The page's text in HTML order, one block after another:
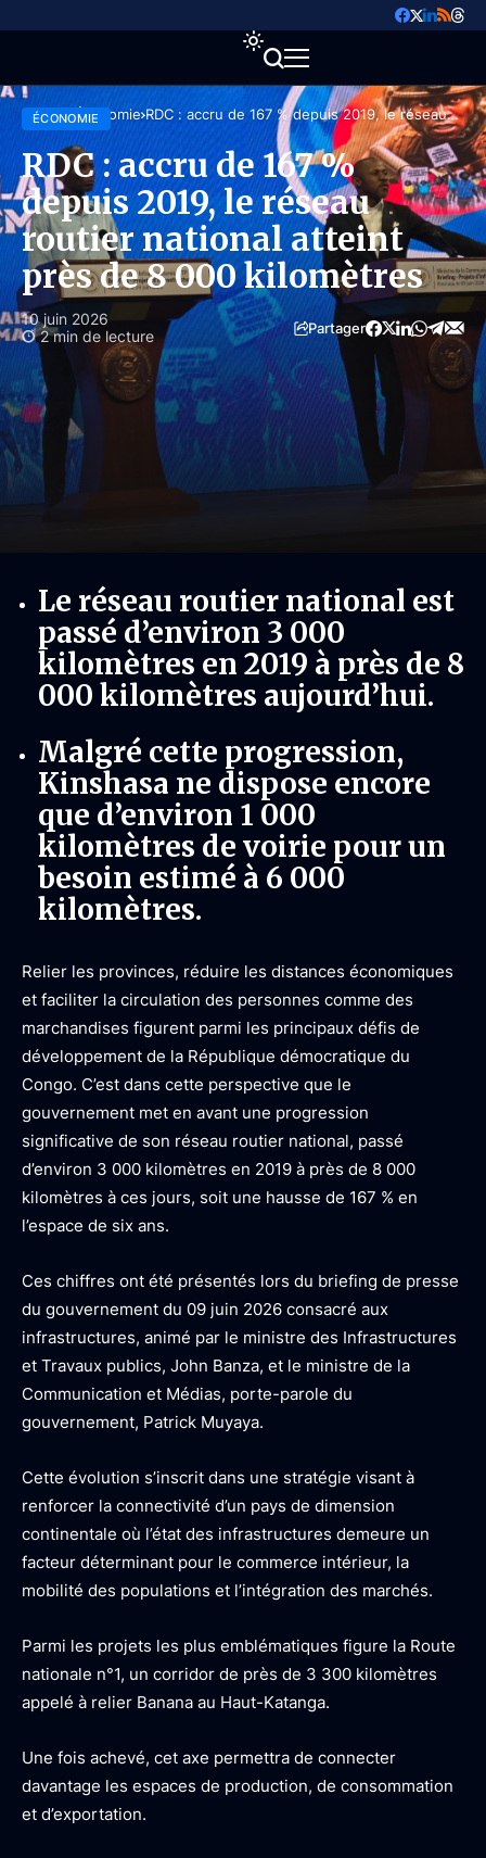
Accueil Économie RDC : accru de 167 % depuis 2019, le réseau
routier national atteint près de 8 000 kilomètres
ÉCONOMIE
RDC : accru de 167 %
depuis 2019, le réseau
routier national atteint
près de 8 000 kilomètres
10 juin 2026
2 min de lecture
Partager
Le réseau routier national est
passé d’environ 3 000
kilomètres en 2019 à près de 8
000 kilomètres aujourd’hui.
Malgré cette progression,
Kinshasa ne dispose encore
que d’environ 1 000
kilomètres de voirie pour un
besoin estimé à 6 000
kilomètres.
Relier les provinces, réduire les distances économiques
et faciliter la circulation des personnes comme des
marchandises figurent parmi les principaux défis de
développement de la République démocratique du
Congo. C’est dans cette perspective que le
gouvernement met en avant une progression
significative de son réseau routier national, passé
d’environ 3 000 kilomètres en 2019 à près de 8 000
kilomètres à ces jours, soit une hausse de 167 % en
l’espace de six ans.
Ces chiffres ont été présentés lors du briefing de presse
du gouvernement du 09 juin 2026 consacré aux
infrastructures, animé par le ministre des Infrastructures
et Travaux publics, John Banza, et le ministre de la
Communication et Médias, porte-parole du
gouvernement, Patrick Muyaya.
Cette évolution s’inscrit dans une stratégie visant à
renforcer la connectivité d’un pays de dimension
continentale où l’état des infrastructures demeure un
facteur déterminant pour le commerce intérieur, la
mobilité des populations et l’intégration des marchés.
Parmi les projets les plus emblématiques figure la Route
nationale n°1, un corridor de près de 3 300 kilomètres
appelé à relier Banana au Haut-Katanga.
Une fois achevé, cet axe permettra de connecter
davantage les espaces de production, de consommation
et d’exportation.